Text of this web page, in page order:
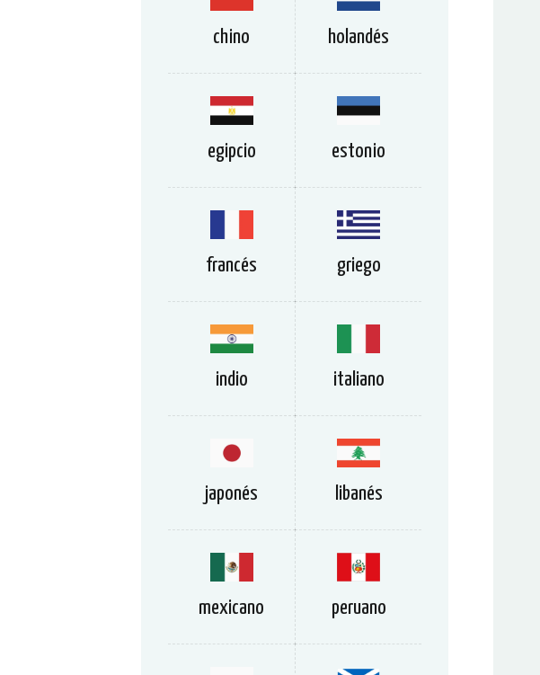
chino holandés
egipcio estonio
francés griego
indio italiano
japonés libanés
mexicano peruano